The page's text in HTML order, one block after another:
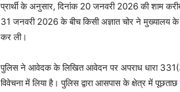
प्रार्थी के अनुसार, दिनांक 20 जनवरी 2026 की शाम
31 जनवरी 2026 के बीच किसी अज्ञात चोर ने मुख्यालय
कर ली।
पुलिस ने आवेदक के लिखित आवेदन पर अपराध धारा
विवेचना में लिया है। पुलिस द्वारा आसपास के क्षेत्र में